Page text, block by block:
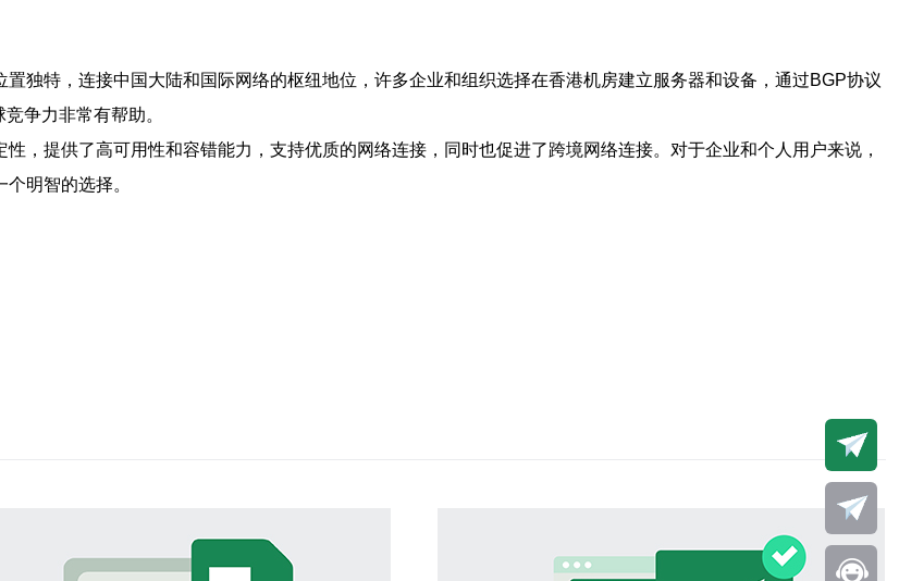
独特，连接中国大陆和国际网络的枢纽地位，许多企业和组织选择在香港机房建立服务器和设备，通过BGP协议
争力非常有帮助。
，提供了高可用性和容错能力，支持优质的网络连接，同时也促进了跨境网络连接。对于企业和个人用户来说，
明智的选择。